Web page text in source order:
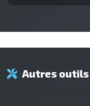
Autres outils